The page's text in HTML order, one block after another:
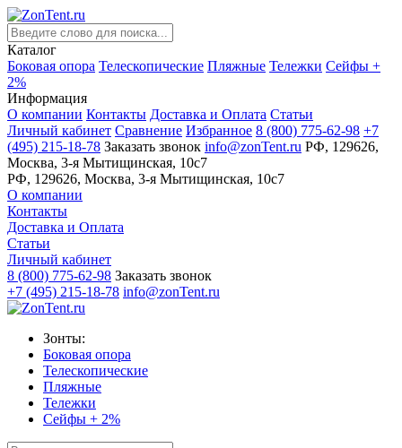
Каталог
Боковая опора Телескопические Пляжные Тележки Сейфы +
2%
Информация
О компании Контакты Доставка и Оплата Статьи
Личный кабинет Сравнение Избранное 8 (800) 775-62-98 +7
(495) 215-18-78 Заказать звонок info@zonTent.ru РФ, 129626,
Москва, 3-я Мытищинская, 10с7
РФ, 129626, Москва, 3-я Мытищинская, 10с7
О компании
Контакты
Доставка и Оплата
Статьи
Личный кабинет
8 (800) 775-62-98 Заказать звонок
+7 (495) 215-18-78 info@zonTent.ru
Зонты:
Боковая опора
Телескопические
Пляжные
Тележки
Сейфы + 2%